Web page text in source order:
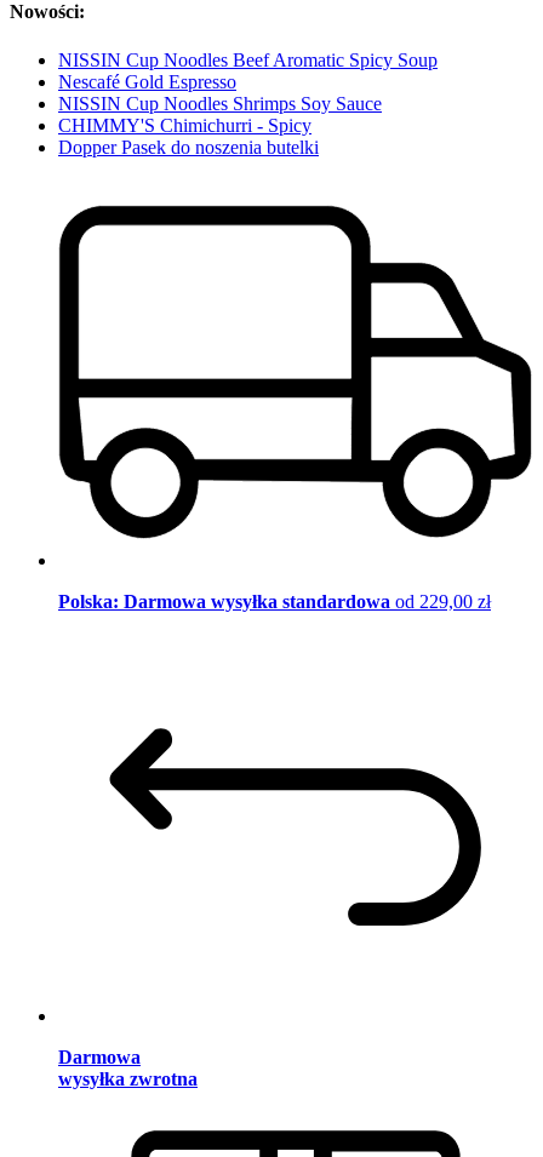
Nowości:
NISSIN Cup Noodles Beef Aromatic Spicy Soup
Nescafé Gold Espresso
NISSIN Cup Noodles Shrimps Soy Sauce
CHIMMY'S Chimichurri - Spicy
Dopper Pasek do noszenia butelki
Polska: Darmowa wysyłka standardowa od 229,00 zł
Darmowa
wysyłka zwrotna